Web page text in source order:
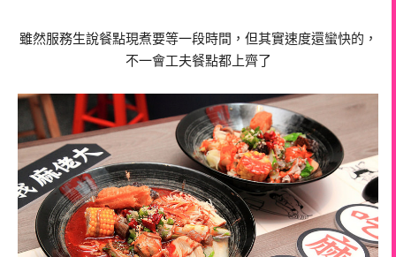
雖然服務生說餐點現煮要等一段時間，但其實速度還蠻快的，
不一會工夫餐點都上齊了